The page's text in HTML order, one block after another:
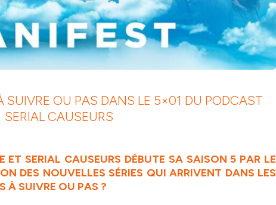
SUIVRE OU PAS DANS LE 5×01 DU PODCAST
SERIAL CAUSEURS
ET SERIAL CAUSEURS DÉBUTE SA SAISON 5 PAR LE
DES NOUVELLES SÉRIES QUI ARRIVENT DANS LES
À SUIVRE OU PAS ?